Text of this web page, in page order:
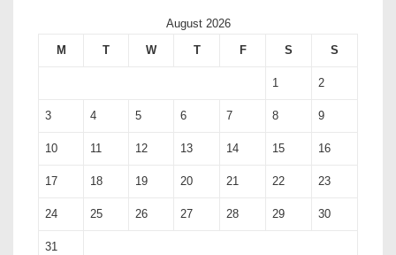
August 2026
M
T W T F S S
1 2
3 4 5 6 7 8 9
10 11 12 13 14 15 16
17 18 19 20 21 22 23
24 25 26 27 28 29 30
31